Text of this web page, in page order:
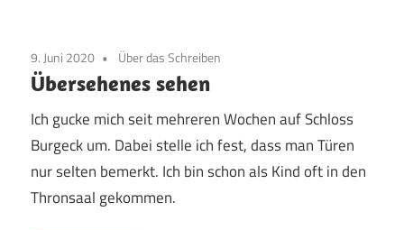
9. Juni 2020 Über das Schreiben
Übersehenes sehen
Ich gucke mich seit mehreren Wochen auf Schloss
Burgeck um. Dabei stelle ich fest, dass man Türen
nur selten bemerkt. Ich bin schon als Kind oft in den
Thronsaal gekommen.